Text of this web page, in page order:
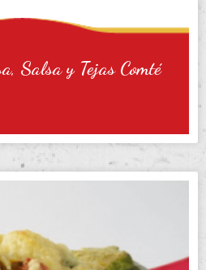
Salsa y Tejas Comté